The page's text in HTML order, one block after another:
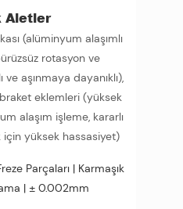
Aletler
(alüminyum alaşımlı
rotasyon ve
aşınmaya dayanıklı),
eklemleri (yüksek
alaşım işleme, kararlı
yüksek hassasiyet)